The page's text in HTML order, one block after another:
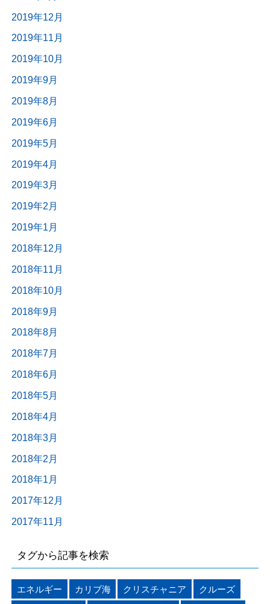
2019年12月
2019年11月
2019年10月
2019年9月
2019年8月
2019年6月
2019年5月
2019年4月
2019年3月
2019年2月
2019年1月
2018年12月
2018年11月
2018年10月
2018年9月
2018年8月
2018年7月
2018年6月
2018年5月
2018年4月
2018年3月
2018年2月
2018年1月
2017年12月
2017年11月
タグから記事を検索
エネルギー カリブ海 クリスチャニア クルーズ